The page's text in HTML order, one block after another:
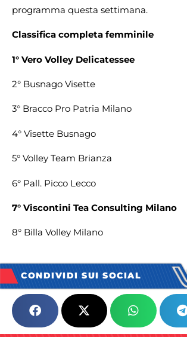
programma questa settimana.
Classifica completa femminile
1° Vero Volley Delicatessee
2° Busnago Visette
3° Bracco Pro Patria Milano
4° Visette Busnago
5° Volley Team Brianza
6° Pall. Picco Lecco
7° Viscontini Tea Consulting Milano
8° Billa Volley Milano
CONDIVIDI SUI SOCIAL